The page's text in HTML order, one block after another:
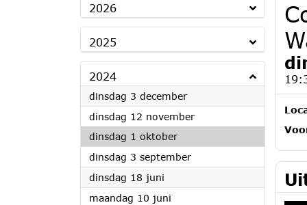
2026
2025
2024
dinsdag 3 december2024
dinsdag 12 november2024
dinsdag 1 oktober2024
dinsdag 3 september2024
dinsdag 18 juni
maandag 10 juni